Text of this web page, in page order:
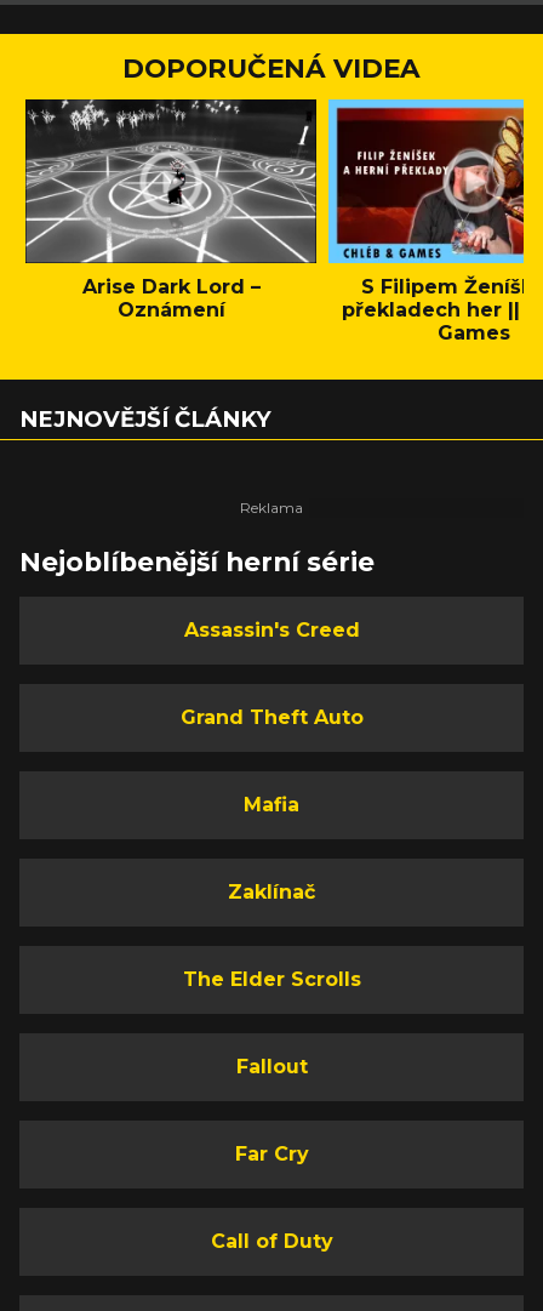
DOPORUČENÁ VIDEA
Arise Dark Lord –
Oznámení
S Filipem
překladech her ||
Games
NEJNOVĚJŠÍ ČLÁNKY
Nejoblíbenější herní série
Assassin's Creed
Grand Theft Auto
Mafia
Zaklínač
The Elder Scrolls
Fallout
Far Cry
Call of Duty